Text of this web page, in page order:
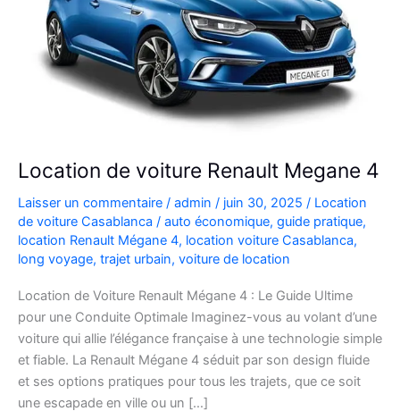
Location de voiture Renault Megane 4
Laisser un commentaire / admin / juin 30, 2025 / Location
de voiture Casablanca / auto économique, guide pratique,
location Renault Mégane 4, location voiture Casablanca,
long voyage, trajet urbain, voiture de location
Location de Voiture Renault Mégane 4 : Le Guide Ultime
pour une Conduite Optimale Imaginez-vous au volant d’une
voiture qui allie l’élégance française à une technologie simple
et fiable. La Renault Mégane 4 séduit par son design fluide
et ses options pratiques pour tous les trajets, que ce soit
une escapade en ville ou un […]